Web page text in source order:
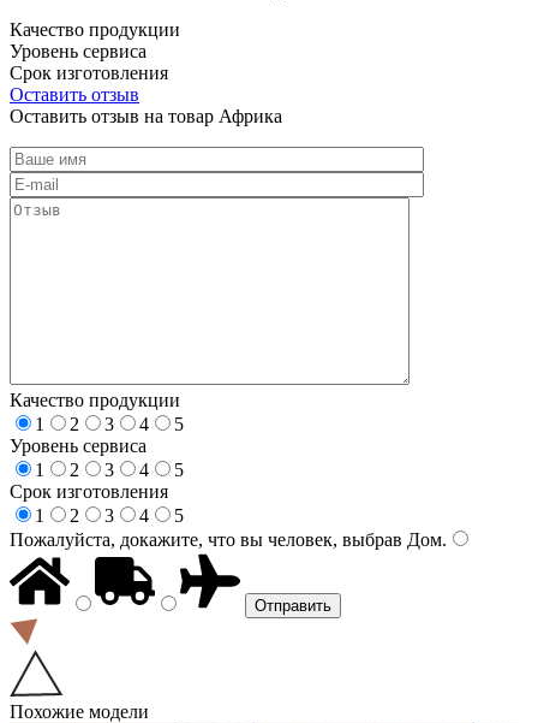
Качество продукции
Уровень сервиса
Срок изготовления
Оставить отзыв
Оставить отзыв на товар Африка
Качество продукции
1
2 3 4
5
Уровень сервиса
1
2 3 4
5
Срок изготовления
1
2 3 4
5
Пожалуйста, докажите, что вы человек, выбрав Дом.
Похожие модели